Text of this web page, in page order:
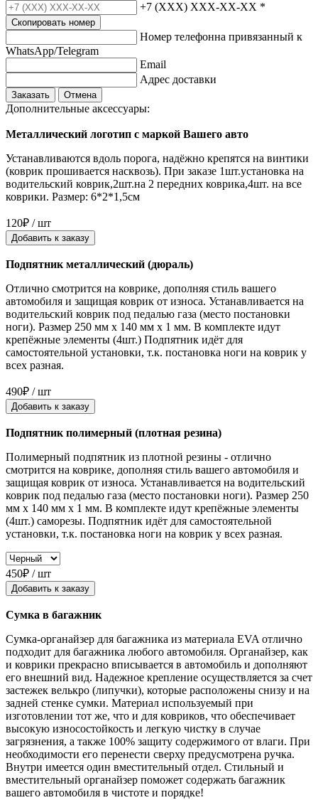
+7 (XXX) XXX-XX-XX *
Скопировать номер
Номер телефонна привязанный к
WhatsApp/Telegram
Email
Адрес доставки
Заказать Отмена
Дополнительные аксессуары:
Металлический логотип с маркой Вашего авто
Устанавливаются вдоль порога, надёжно крепятся на винтики
(коврик прошивается насквозь). При заказе 1шт.установка на
водительский коврик,2шт.на 2 передних коврика,4шт. на все
коврики. Размер: 6*2*1,5см
120₽ / шт
Добавить к заказу
Подпятник металлический (дюраль)
Отлично смотрится на коврике, дополняя стиль вашего
автомобиля и защищая коврик от износа. Устанавливается на
водительский коврик под педалью газа (место постановки
ноги). Размер 250 мм x 140 мм x 1 мм. В комплекте идут
крепёжные элементы (4шт.) Подпятник идёт для
самостоятельной установки, т.к. постановка ноги на коврик у
всех разная.
490₽ / шт
Добавить к заказу
Подпятник полимерный (плотная резина)
Полимерный подпятник из плотной резины - отлично
смотрится на коврике, дополняя стиль вашего автомобиля и
защищая коврик от износа. Устанавливается на водительский
коврик под педалью газа (место постановки ноги). Размер 250
мм x 140 мм x 1 мм. В комплекте идут крепёжные элементы
(4шт.) саморезы. Подпятник идёт для самостоятельной
установки, т.к. постановка ноги на коврик у всех разная.
450₽ / шт
Добавить к заказу
Сумка в багажник
Сумка-органайзер для багажника из материала EVA отлично
подходит для багажника любого автомобиля. Органайзер, как
и коврики прекрасно вписывается в автомобиль и дополняют
его внешний вид. Надежное крепление осуществляется за счет
застежек велькро (липучки), которые расположены снизу и на
задней стенке сумки. Материал используемый при
изготовлении тот же, что и для ковриков, что обеспечивает
высокую износостойкость и легкую чистку в случае
загрязнения, а также 100% защиту содержимого от влаги. При
необходимости его перенести сверху предусмотрена ручка.
Внутри имеется один вместительный отдел. Стильный и
вместительный органайзер поможет содержать багажник
вашего автомобиля в чистоте и порядке!